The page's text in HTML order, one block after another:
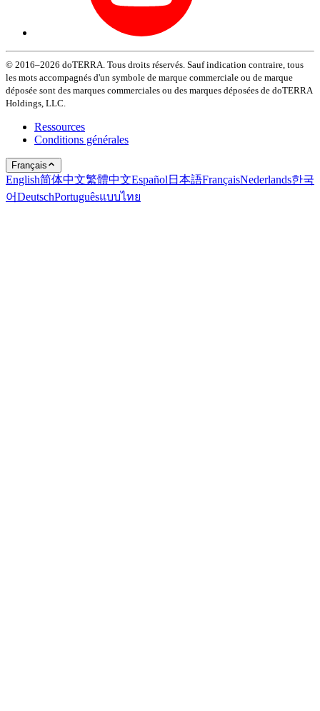
© 2016–2026 doTERRA. Tous droits réservés. Sauf indication contraire, tous
les mots accompagnés d'un symbole de marque commerciale ou de marque
déposée sont des marques commerciales ou des marques déposées de doTERRA
Holdings, LLC.
Ressources
Conditions générales
Français
English简体中文繁體中文Español 日本語FrançaisNederlands한국
어DeutschPortuguêsแบบไทย